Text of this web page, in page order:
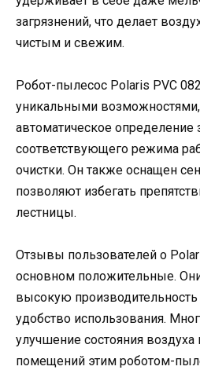
загрязнений, что делает
чистым и свежим.
Робот-пылесос Polaris PVC
уникальными
автоматическое определение
соответствующего режима
очистки. Он также оснащен
позволяют избегать
лестницы.
Отзывы пользователей о
основном положительные.
высокую
удобство использования.
улучшение состояния воздуха
помещений этим роботом-